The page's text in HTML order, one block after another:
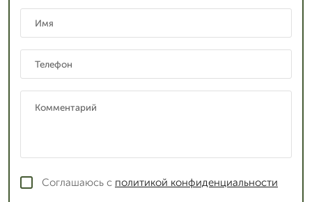
Соглашаюсь с политикой конфиденциальности